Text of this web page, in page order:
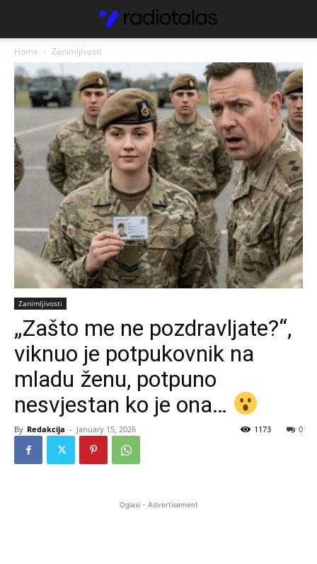
Home Zanimljivosti
Zanimljivosti
„Zašto me ne pozdravljate?“,
viknuo je potpukovnik na
mladu ženu, potpuno
nesvjestan ko je ona…
By Redakcija - January 15, 2026 0
1173
Oglasi - Advertisement